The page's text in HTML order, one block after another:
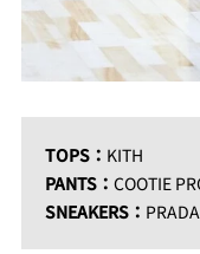
TOPS： KITH
PANTS： COOTIE
SNEAKERS： PRADA